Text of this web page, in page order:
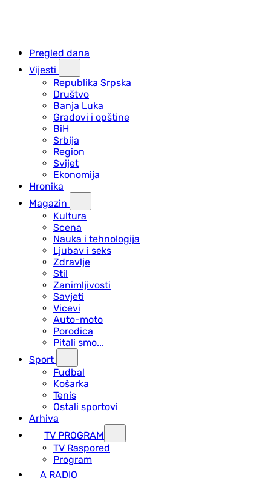
Pregled dana
Vijesti
Republika Srpska
Društvo
Banja Luka
Gradovi i opštine
BiH
Srbija
Region
Svijet
Ekonomija
Hronika
Magazin
Kultura
Scena
Nauka i tehnologija
Ljubav i seks
Zdravlje
Stil
Zanimljivosti
Savjeti
Vicevi
Auto-moto
Porodica
Pitali smo...
Sport
Fudbal
Košarka
Tenis
Ostali sportovi
Arhiva
TV PROGRAM
ТV Raspored
Program
A RADIO